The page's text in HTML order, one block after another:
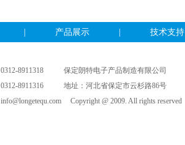
产品展示 技术支持
0312-8911318 保定朗特电子产品制造有限公司
0312-8911316 地址：河北省保定市云杉路86号
info@longetequ.com Copyright @ 2009. All rights reserved